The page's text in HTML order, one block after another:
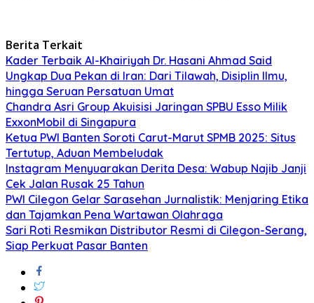
Berita Terkait
Kader Terbaik Al-Khairiyah Dr. Hasani Ahmad Said
Ungkap Dua Pekan di Iran: Dari Tilawah, Disiplin Ilmu,
hingga Seruan Persatuan Umat
Chandra Asri Group Akuisisi Jaringan SPBU Esso Milik
ExxonMobil di Singapura
Ketua PWI Banten Soroti Carut-Marut SPMB 2025: Situs
Tertutup, Aduan Membeludak
Instagram Menyuarakan Derita Desa: Wabup Najib Janji
Cek Jalan Rusak 25 Tahun
PWI Cilegon Gelar Sarasehan Jurnalistik: Menjaring Etika
dan Tajamkan Pena Wartawan Olahraga
Sari Roti Resmikan Distributor Resmi di Cilegon-Serang,
Siap Perkuat Pasar Banten